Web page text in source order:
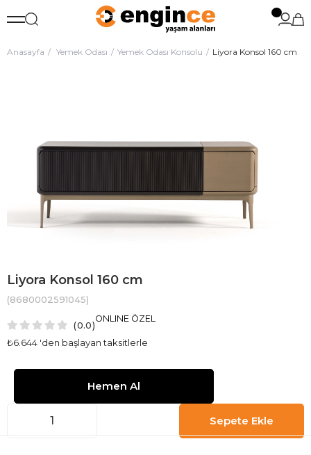
Anasayfa Yemek Odası Yemek Odası Konsolu Liyora Konsol 160 cm
Liyora Konsol 160 cm
(8680002591045)
0.0
₺6.644 'den başlayan taksitlerle
ONLINE ÖZEL